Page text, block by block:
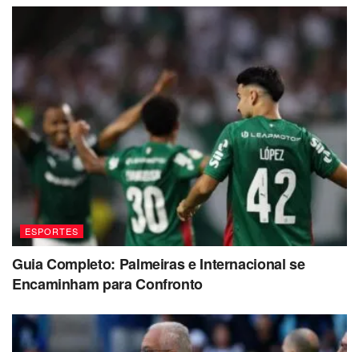
ESPORTES
Guia Completo: Palmeiras e Internacional se
Encaminham para Confronto